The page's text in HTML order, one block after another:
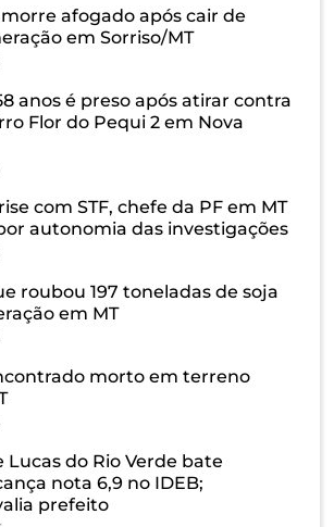
afogado após cair de
em Sorriso/MT
anos é preso após atirar contra
Flor do Pequi 2 em Nova
com STF, chefe da PF em MT
autonomia das investigações
roubou 197 toneladas de soja
em MT
morto em terreno
Lucas do Rio Verde bate
nota 6,9 no IDEB;
prefeito